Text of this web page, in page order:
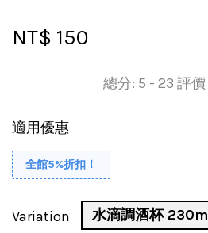
NT$ 150
總分: 5 - 23 評價
適用優惠
全館5%折扣！
Variation 水滴調酒杯